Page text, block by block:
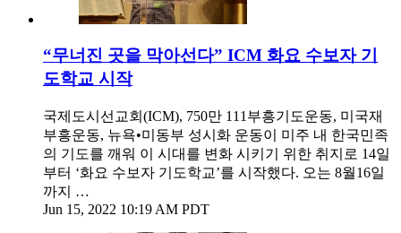
“무너진 곳을 막아선다” ICM 화요 수보자 기
도학교 시작
국제도시선교회(ICM), 750만 111부흥기도운동, 미국재
부흥운동, 뉴욕•미동부 성시화 운동이 미주 내 한국민족
의 기도를 깨워 이 시대를 변화 시키기 위한 취지로 14일
부터 ‘화요 수보자 기도학교’를 시작했다. 오는 8월16일
까지 …
Jun 15, 2022 10:19 AM PDT